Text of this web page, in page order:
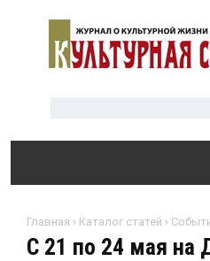
Главная › Каталог статей ›
С 21 по 24 мая на